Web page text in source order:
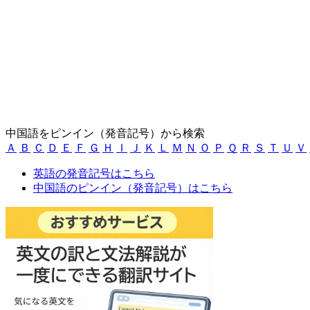
中国語をピンイン（発音記号）から検索
Ａ
Ｂ Ｃ Ｄ Ｅ Ｆ Ｇ Ｈ Ｉ Ｊ Ｋ Ｌ Ｍ Ｎ Ｏ Ｐ Ｑ Ｒ Ｓ Ｔ Ｕ Ｖ
英語の発音記号はこちら
中国語のピンイン（発音記号）はこちら